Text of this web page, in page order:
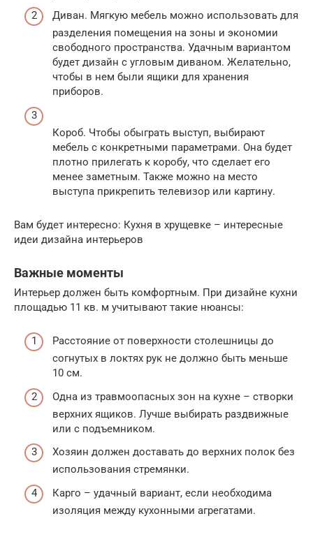
Диван. Мягкую мебель можно использовать для
разделения помещения на зоны и экономии
свободного пространства. Удачным вариантом
будет дизайн с угловым диваном. Желательно,
чтобы в нем были ящики для хранения
приборов.
Короб. Чтобы обыграть выступ, выбирают
мебель с конкретными параметрами. Она будет
плотно прилегать к коробу, что сделает его
менее заметным. Также можно на место
выступа прикрепить телевизор или картину.
Вам будет интересно: Кухня в хрущевке – интересные
идеи дизайна интерьеров
Важные моменты
Интерьер должен быть комфортным. При дизайне кухни
площадью 11 кв. м учитывают такие нюансы:
Расстояние от поверхности столешницы до
согнутых в локтях рук не должно быть меньше
10 см.
Одна из травмоопасных зон на кухне – створки
верхних ящиков. Лучше выбирать раздвижные
или с подъемником.
Хозяин должен доставать до верхних полок без
использования стремянки.
Карго – удачный вариант, если необходима
изоляция между кухонными агрегатами.